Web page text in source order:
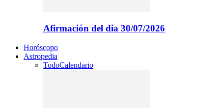
Afirmación del dia 30/07/2026
Horóscopo
Astropedia
TodoCalendario